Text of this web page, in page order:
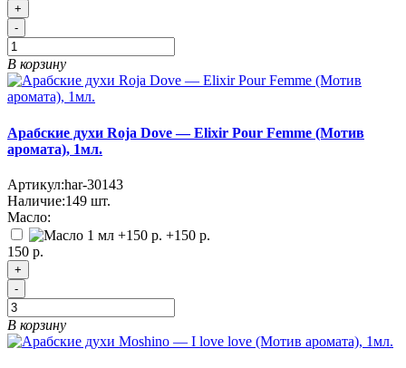
+
-
В корзину
Арабские духи Roja Dove — Elixir Pour Femme (Мотив
аромата), 1мл.
Артикул:har-30143
Наличие:149 шт.
Масло:
+150 р.
150 р.
+
-
В корзину